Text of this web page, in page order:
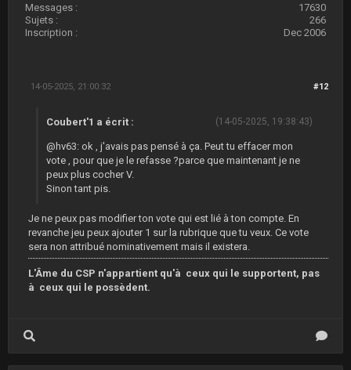
Messages :
17630
Sujets :
266
Inscription :
Dec 2006
#12
14-05-2025, 21:00:32
(14-05-2025, 19:38:43)
Coubert'1 a écrit :
@hv63: ok , j'avais pas pensé à ça. Peut tu effacer mon
vote , pour que je le refasse ?parce que maintenant je ne
peux plus cocher V.
Sinon tant pis.
Je ne peux pas modifier ton vote qui est lié à ton compte. En
revanche jeu peux ajouter 1 sur la rubrique que tu veux. Ce vote
sera non attribué nominativement mais il existera.
L'Âme du CSP n'appartient qu'à ceux qui le supportent, pas
à ceux qui le possèdent.